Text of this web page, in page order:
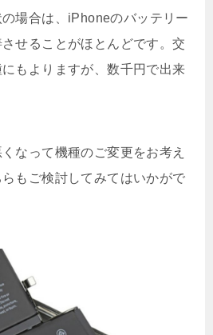
場合は、iPhoneのバッテリー
せることがほとんどです。交
もよりますが、数千円で出来
なって機種のご変更をお考え
もご検討してみてはいかがで